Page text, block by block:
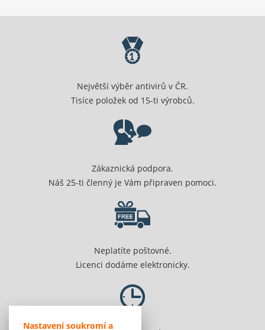
Nastavení soukromí a
Největší výběr antivirů v ČR.
Tisíce položek od 15-ti výrobců.
Zákaznická podpora.
Náš 25-ti členný je Vám připraven pomoci.
Neplatíte poštovné.
Licenci dodáme elektronicky.